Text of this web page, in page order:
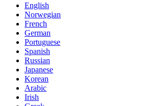
English
Norwegian
French
German
Portuguese
Spanish
Russian
Japanese
Korean
Arabic
Irish